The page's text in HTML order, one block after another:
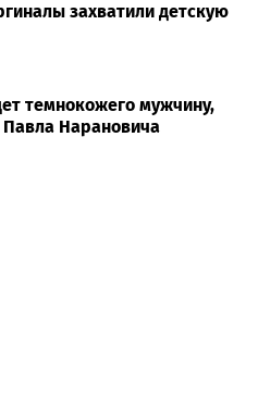
захватили детскую
темнокожего мужчину,
Нарановича